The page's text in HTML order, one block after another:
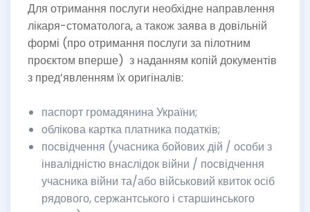
Для отримання послуги необхідне направлення
лікаря-стоматолога, а також заява в довільній
формі (про отримання послуги за пілотним
проєктом вперше) з наданням копій документів
з пред’явленням їх оригіналів:
паспорт громадянина України;
облікова картка платника податків;
посвідчення (учасника бойових дій / особи з
інвалідністю внаслідок війни / посвідчення
учасника війни та/або військовий квиток осіб
рядового, сержантського і старшинського